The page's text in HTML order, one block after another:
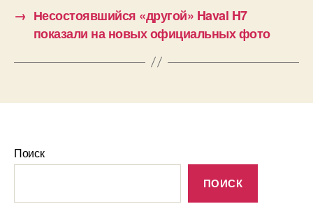
→ Несостоявшийся «другой» Haval H7
показали на новых официальных фото
Поиск
ПОИСК